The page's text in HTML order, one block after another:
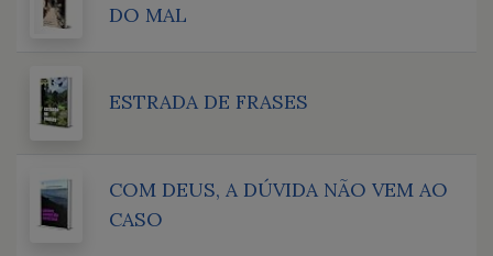
DO MAL
ESTRADA DE FRASES
COM DEUS, A DÚVIDA NÃO VEM AO
CASO